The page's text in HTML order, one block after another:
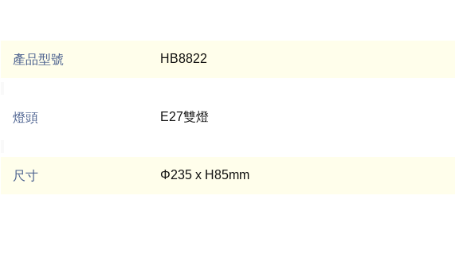
產品型號 HB8822
燈頭 E27雙燈
尺寸 Φ235 x H85mm